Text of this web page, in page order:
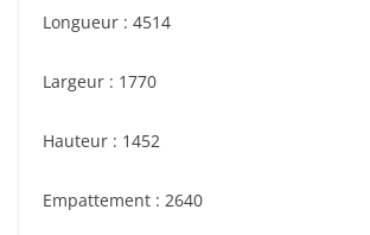
Longueur : 4514
Largeur : 1770
Hauteur : 1452
Empattement : 2640